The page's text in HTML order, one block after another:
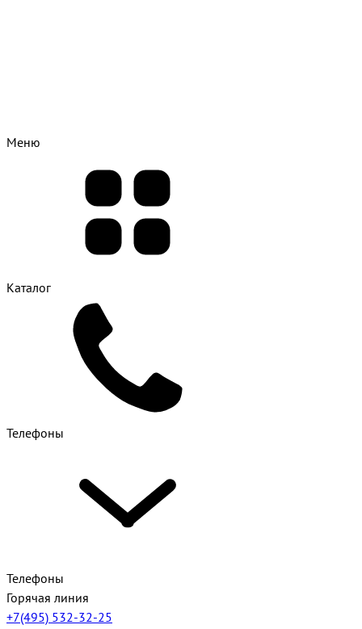
Меню
Каталог
Телефоны
Телефоны
Горячая линия
+7(495) 532-32-25